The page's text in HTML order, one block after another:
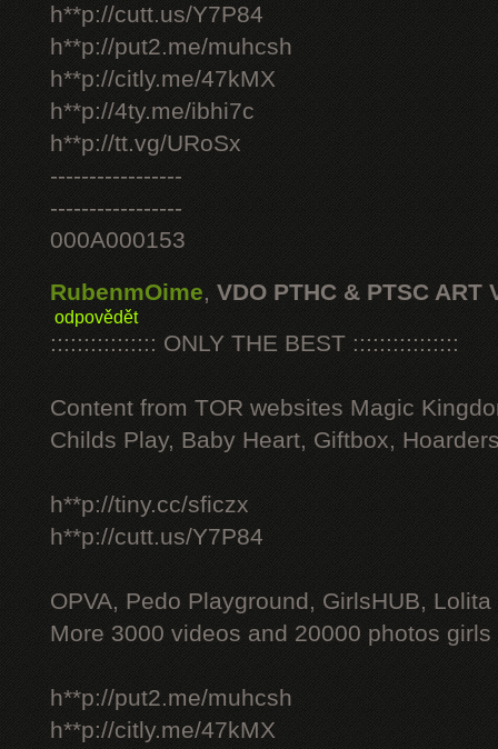
h**p://cutt.us/Y7P84
h**p://put2.me/muhcsh
h**p://citly.me/47kMX
h**p://4ty.me/ibhi7c
h**p://tt.vg/URoSx
-----------------
-----------------
000A000153
RubenmOime, VDO PTHC & PTSC ART
odpovědět
:::::::::::::::: ONLY THE BEST ::::::::::::::::
Content from TOR websites Magic
Childs Play, Baby Heart, Giftbox,
h**p://tiny.cc/sficzx
h**p://cutt.us/Y7P84
OPVA, Pedo Playground, GirlsHUB, Lolita
More 3000 videos and 20000 photos
h**p://put2.me/muhcsh
h**p://citly.me/47kMX